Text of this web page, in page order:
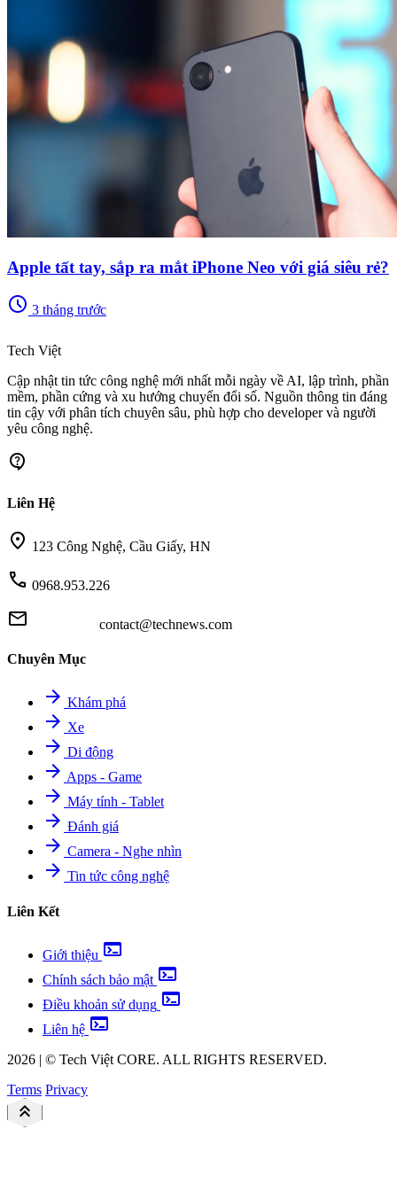
Apple tất tay, sắp ra mắt iPhone Neo với giá siêu rẻ?
schedule 3 tháng trước
Tech Việt
Cập nhật tin tức công nghệ mới nhất mỗi ngày về AI, lập trình, phần
mềm, phần cứng và xu hướng chuyển đổi số. Nguồn thông tin đáng
tin cậy với phân tích chuyên sâu, phù hợp cho developer và người
yêu công nghệ.
contact_support
Liên Hệ
location_on 123 Công Nghệ, Cầu Giấy, HN
call 0968.953.226
mail contact@technews.com
Chuyên Mục
arrow_forward Khám phá
arrow_forward Xe
arrow_forward Di động
arrow_forward Apps - Game
arrow_forward Máy tính - Tablet
arrow_forward Đánh giá
arrow_forward Camera - Nghe nhìn
arrow_forward Tin tức công nghệ
Liên Kết
Giới thiệu terminal
Chính sách bảo mật terminal
Điều khoản sử dụng terminal
Liên hệ terminal
2026 | © Tech Việt CORE. ALL RIGHTS RESERVED.
Terms Privacy
keyboard_double_arrow_up